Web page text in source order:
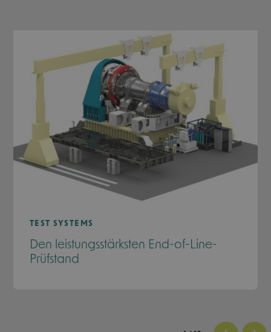
TEST SYSTEMS
Den leistungsstärksten End-of-Line-
Prüfstand